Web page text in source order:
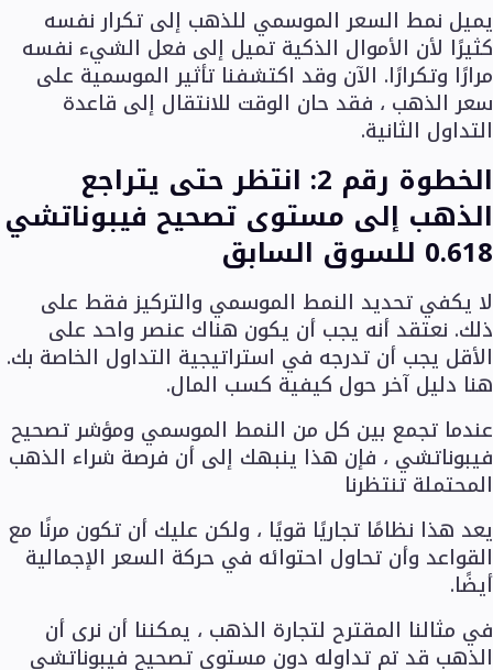
يميل نمط السعر الموسمي للذهب إلى تكرار نفسه
كثيرًا لأن الأموال الذكية تميل إلى فعل الشيء نفسه
مرارًا وتكرارًا. الآن وقد اكتشفنا تأثير الموسمية على
سعر الذهب ، فقد حان الوقت للانتقال إلى قاعدة
التداول الثانية.
الخطوة رقم 2: انتظر حتى يتراجع
الذهب إلى مستوى تصحيح فيبوناتشي
0.618 للسوق السابق
لا يكفي تحديد النمط الموسمي والتركيز فقط على
ذلك. نعتقد أنه يجب أن يكون هناك عنصر واحد على
الأقل يجب أن تدرجه في استراتيجية التداول الخاصة بك.
هنا دليل آخر حول كيفية كسب المال.
عندما تجمع بين كل من النمط الموسمي ومؤشر تصحيح
فيبوناتشي ، فإن هذا ينبهك إلى أن فرصة شراء الذهب
المحتملة تنتظرنا
يعد هذا نظامًا تجاريًا قويًا ، ولكن عليك أن تكون مرنًا مع
القواعد وأن تحاول احتوائه في حركة السعر الإجمالية
أيضًا.
في مثالنا المقترح لتجارة الذهب ، يمكننا أن نرى أن
الذهب قد تم تداوله دون مستوى تصحيح فيبوناتشي